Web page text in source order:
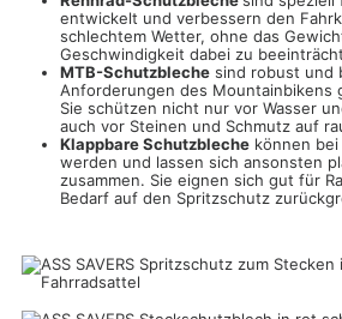
entwickelt und verbessern den
schlechtem Wetter, ohne das
Geschwindigkeit dabei zu
MTB-Schutzbleche sind robust und
Anforderungen des Mountainbikens
Sie schützen nicht nur vor Wasser
auch vor Steinen und Schmutz auf
Klappbare Schutzbleche können
werden und lassen sich ansonsten
zusammen. Sie eignen sich gut für
Bedarf auf den Spritzschutz